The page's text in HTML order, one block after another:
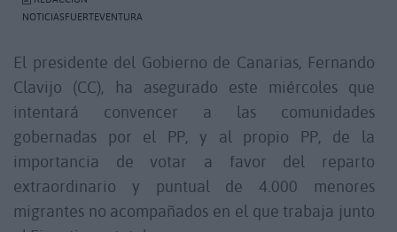
NOTICIASFUERTEVENTURA
El presidente del Gobierno de Canarias, Fernando
Clavijo (CC), ha asegurado este miércoles que
intentará convencer a las comunidades
gobernadas por el PP, y al propio PP, de la
importancia de votar a favor del reparto
extraordinario y puntual de 4.000 menores
migrantes no acompañados en el que trabaja junto